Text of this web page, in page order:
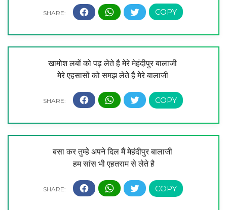
खामोश लबों को पढ़ लेते है मेरे मेहंदीपुर बालाजी
मेरे एहसासों को समझ लेते है मेरे बालाजी
बसा कर तुम्हे अपने दिल मैं मेहंदीपुर बालाजी
हम सांस भी एहतराम से लेते है